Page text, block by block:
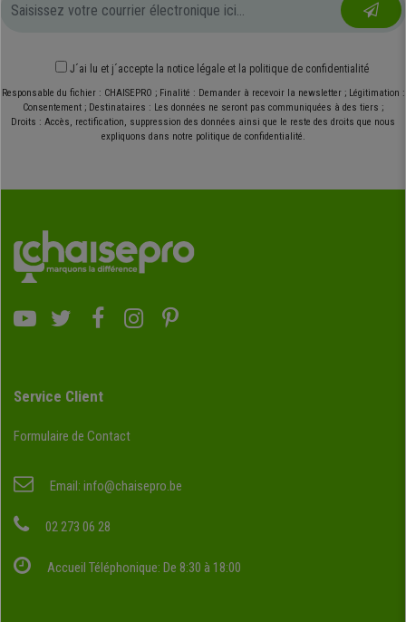
J´ai lu et j´accepte la notice légale et la politique de confidentialité
Responsable du fichier : CHAISEPRO ; Finalité : Demander à recevoir la newsletter ; Légitimation :
Consentement ; Destinataires : Les données ne seront pas communiquées à des tiers ;
Droits : Accès, rectification, suppression des données ainsi que le reste des droits que nous
expliquons dans notre politique de confidentialité.
Service Client
Formulaire de Contact
Email: info@chaisepro.be
02 273 06 28
Accueil Téléphonique: De 8:30 à 18:00